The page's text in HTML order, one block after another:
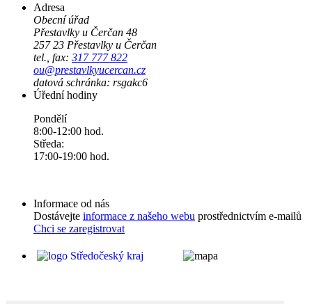
Adresa
Obecní úřad
Přestavlky u Čerčan 48
257 23 Přestavlky u Čerčan
tel., fax: 317 777 822
ou@prestavlkyucercan.cz
datová schránka: rsgakc6
Úřední hodiny
Pondělí
8:00-12:00 hod.
Středa:
17:00-19:00 hod.
Informace od nás
Dostávejte informace z našeho webu prostřednictvím e-mailů
Chci se zaregistrovat